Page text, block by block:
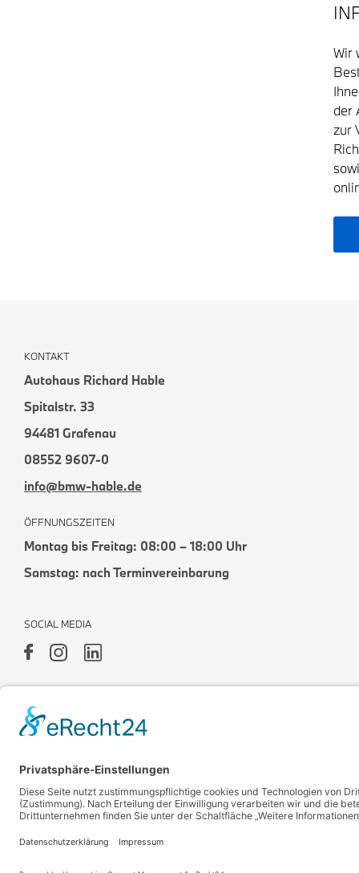
Wir
der
zur
KONTAKT
Autohaus Richard Hable
Spitalstr. 33
94481 Grafenau
08552 9607-0
info@bmw-hable.de
ÖFFNUNGSZEITEN
Montag bis Freitag: 08:00 – 18:00 Uhr
Samstag: nach Terminvereinbarung
SOCIAL MEDIA
Impressum
Datenschutz
Rechtlicher Hinweis